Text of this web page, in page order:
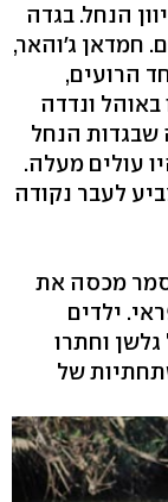
הנחל. בגדה
חמדאן ג'והאר,
הרועים,
ונדדה
שבגדות הנחל
עולים מעלה.
לעבר נקודה
מכסה את
ילדים
וחתרו
של